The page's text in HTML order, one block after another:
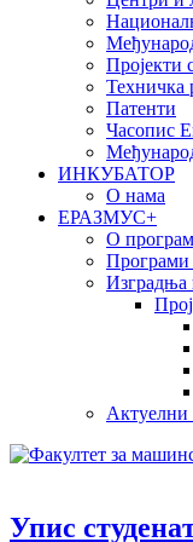
Пројекти
Техничка
Патенти
Часопис
ИНКУБАТОР
О нама
EРАЗМУС+
О
Програми
Изградња
Актуелни
Упис